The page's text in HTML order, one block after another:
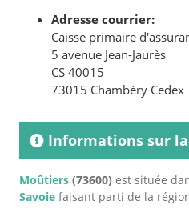
Adresse courrier:
Caisse primaire
5 avenue Jean-Jaurès
CS 40015
73015 Chambéry Cedex
Informations sur
Moûtiers (73600) est située
Savoie faisant parti de la